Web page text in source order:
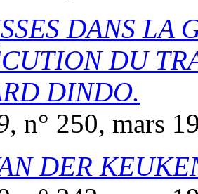
DANS LA
DU
DINDO.
, n° 250, mars
DER